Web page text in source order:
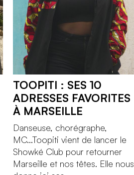
TOOPITI : SES 10
ADRESSES FAVORITES
À MARSEILLE
Danseuse, chorégraphe,
MC...Toopiti vient de lancer le
Showké Club pour retourner
Marseille et nos têtes. Elle nous